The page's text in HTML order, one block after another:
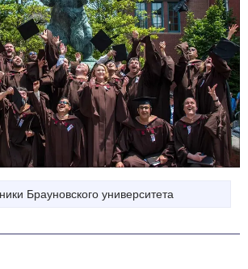
Брауновского университета